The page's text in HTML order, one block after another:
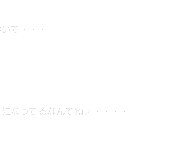
て・・・
なってるなんてねぇ・・・・